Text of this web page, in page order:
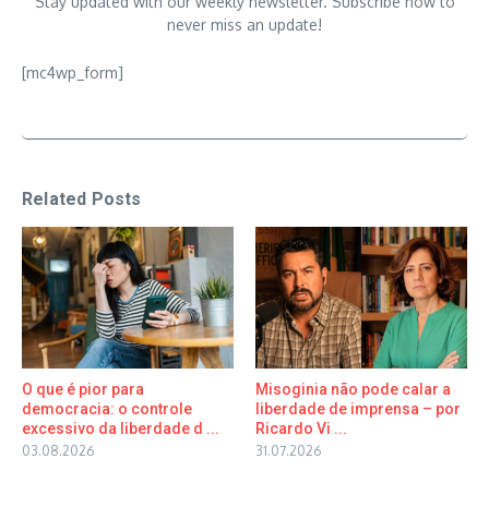
never miss an update!
[mc4wp_form]
Related Posts
O que é pior para
democracia: o controle
excessivo da liberdade d ...
03.08.2026
Misoginia não pode calar a
liberdade de imprensa – por
Ricardo Vi ...
31.07.2026